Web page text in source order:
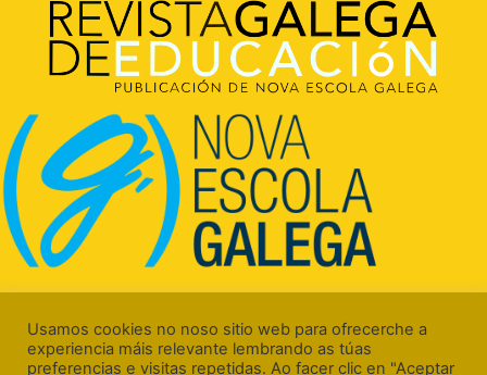
15706 Santiago de Compostela (A Coruña)
Usamos cookies no noso sitio web para ofrecerche a
experiencia máis relevante lembrando as túas
preferencias e visitas repetidas. Ao facer clic en "Aceptar